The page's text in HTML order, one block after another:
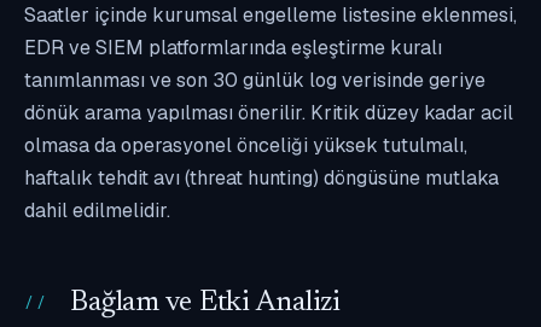
Saatler içinde kurumsal engelleme listesine eklenmesi,
EDR ve SIEM platformlarında eşleştirme kuralı
tanımlanması ve son 30 günlük log verisinde geriye
dönük arama yapılması önerilir. Kritik düzey kadar acil
olmasa da operasyonel önceliği yüksek tutulmalı,
haftalık tehdit avı (threat hunting) döngüsüne mutlaka
dahil edilmelidir.
Bağlam ve Etki Analizi